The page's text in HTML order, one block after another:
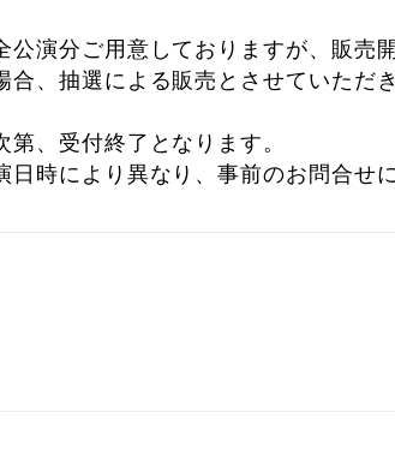
公演分ご用意しておりますが、販売
合、抽選による販売とさせていただ
、受付終了となります。
時により異なり、事前のお問合せ